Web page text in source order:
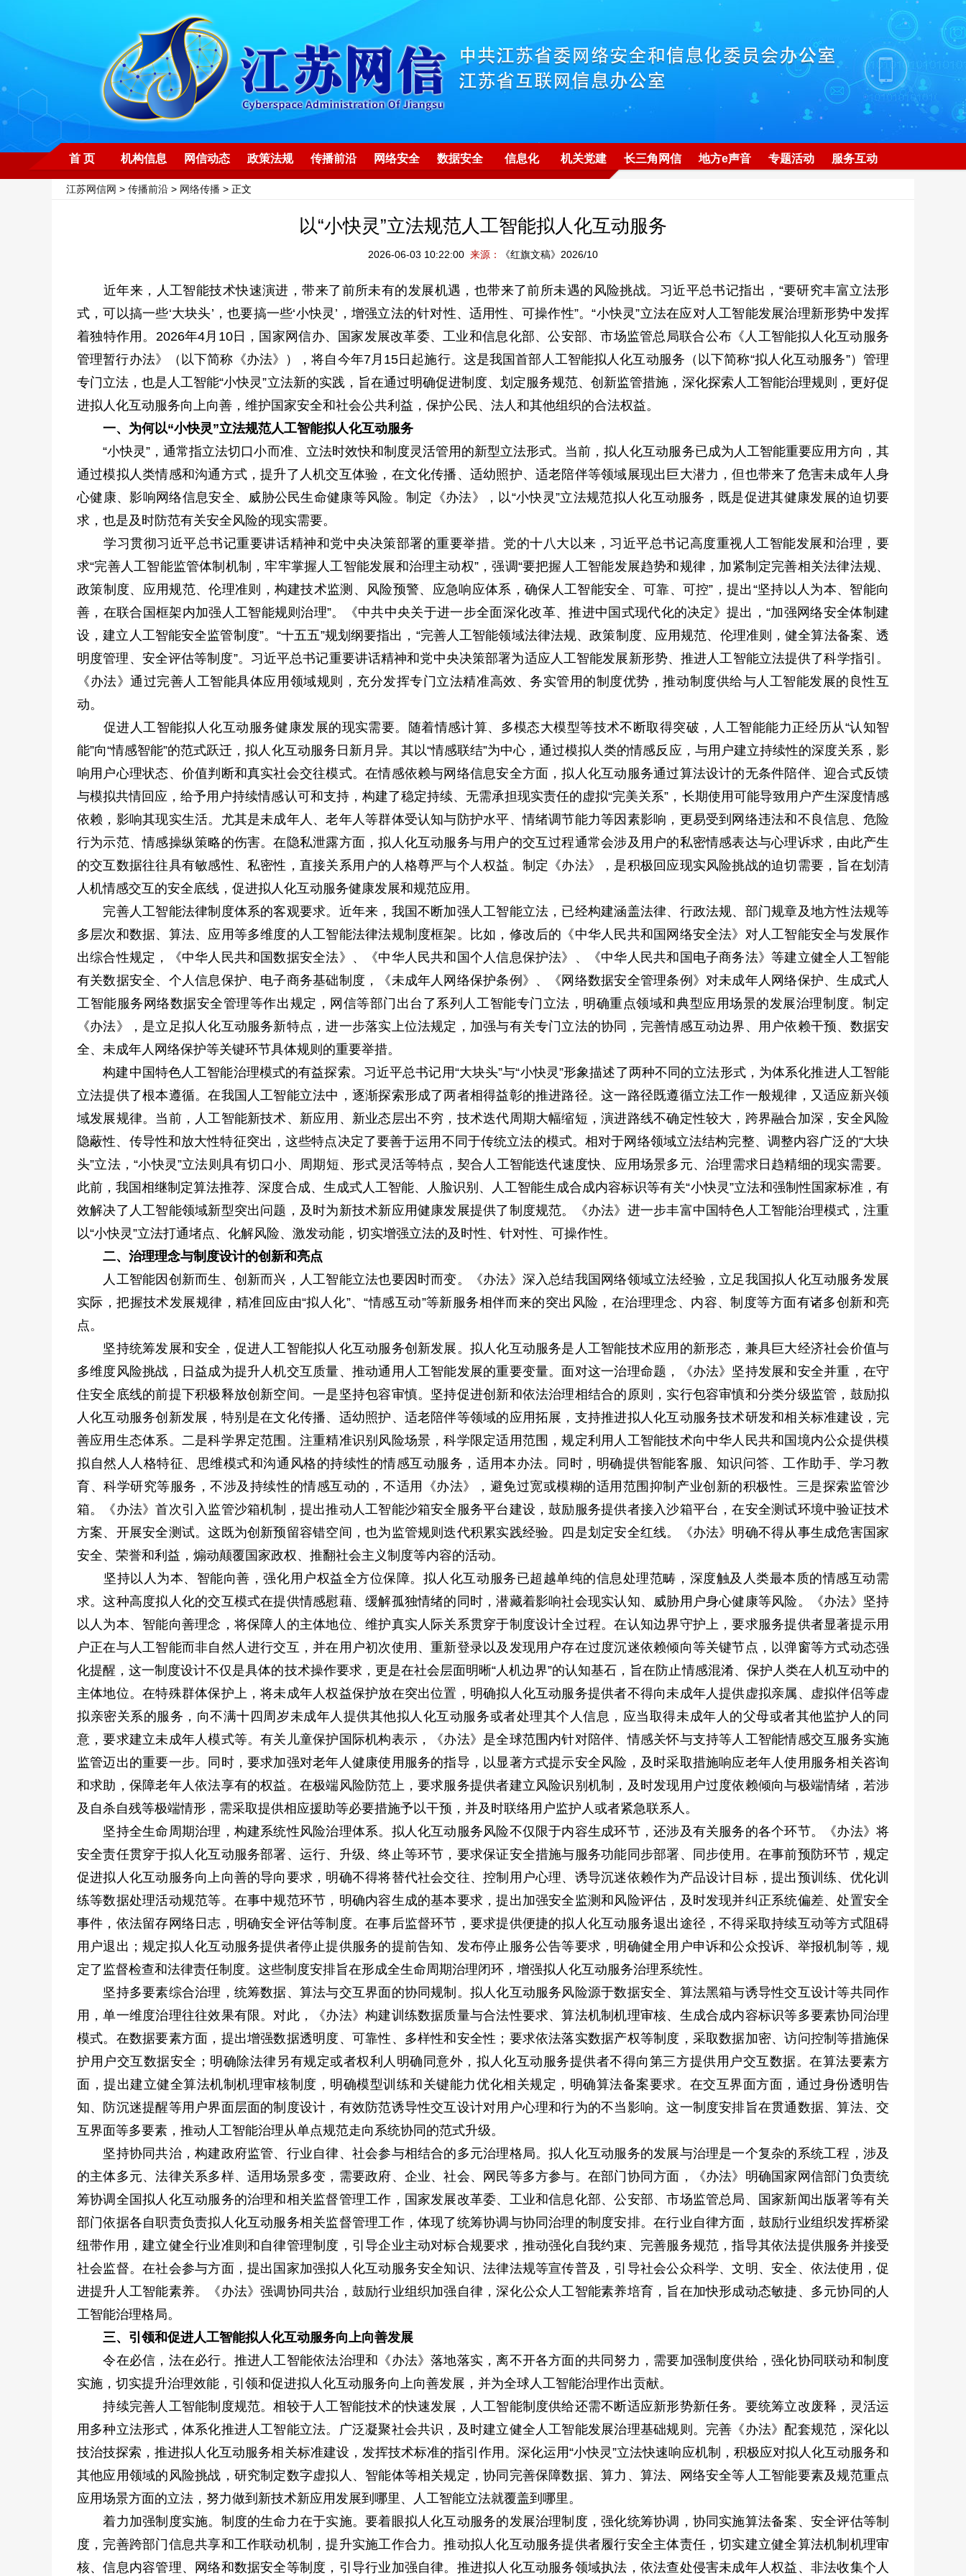
首 页 机构信息 网信动态 政策法规 传播前沿 网络安全 数据安全 信息化 机关党建 长三角网信 地方e声音 专题活动 服务互动
江苏网信网 > 传播前沿 > 网络传播 > 正文
以“小快灵”立法规范人工智能拟人化互动服务
2026-06-03 10:22:00 来源： 《红旗文稿》2026/10
近年来，人工智能技术快速演进，带来了前所未有的发展机遇，也带来了前所未遇的风险挑战。习近平总书记指出，“要研究丰富立法形
式，可以搞一些‘大块头’，也要搞一些‘小快灵’，增强立法的针对性、适用性、可操作性”。“小快灵”立法在应对人工智能发展治理新形势中发挥
着独特作用。2026年4月10日，国家网信办、国家发展改革委、工业和信息化部、公安部、市场监管总局联合公布《人工智能拟人化互动服务
管理暂行办法》（以下简称《办法》），将自今年7月15日起施行。这是我国首部人工智能拟人化互动服务（以下简称“拟人化互动服务”）管理
专门立法，也是人工智能“小快灵”立法新的实践，旨在通过明确促进制度、划定服务规范、创新监管措施，深化探索人工智能治理规则，更好促
进拟人化互动服务向上向善，维护国家安全和社会公共利益，保护公民、法人和其他组织的合法权益。
一、为何以“小快灵”立法规范人工智能拟人化互动服务
“小快灵”，通常指立法切口小而准、立法时效快和制度灵活管用的新型立法形式。当前，拟人化互动服务已成为人工智能重要应用方向，其
通过模拟人类情感和沟通方式，提升了人机交互体验，在文化传播、适幼照护、适老陪伴等领域展现出巨大潜力，但也带来了危害未成年人身
心健康、影响网络信息安全、威胁公民生命健康等风险。制定《办法》，以“小快灵”立法规范拟人化互动服务，既是促进其健康发展的迫切要
求，也是及时防范有关安全风险的现实需要。
学习贯彻习近平总书记重要讲话精神和党中央决策部署的重要举措。党的十八大以来，习近平总书记高度重视人工智能发展和治理，要
求“完善人工智能监管体制机制，牢牢掌握人工智能发展和治理主动权”，强调“要把握人工智能发展趋势和规律，加紧制定完善相关法律法规、
政策制度、应用规范、伦理准则，构建技术监测、风险预警、应急响应体系，确保人工智能安全、可靠、可控”，提出“坚持以人为本、智能向
善，在联合国框架内加强人工智能规则治理”。《中共中央关于进一步全面深化改革、推进中国式现代化的决定》提出，“加强网络安全体制建
设，建立人工智能安全监管制度”。“十五五”规划纲要指出，“完善人工智能领域法律法规、政策制度、应用规范、伦理准则，健全算法备案、透
明度管理、安全评估等制度”。习近平总书记重要讲话精神和党中央决策部署为适应人工智能发展新形势、推进人工智能立法提供了科学指引。
《办法》通过完善人工智能具体应用领域规则，充分发挥专门立法精准高效、务实管用的制度优势，推动制度供给与人工智能发展的良性互
动。
促进人工智能拟人化互动服务健康发展的现实需要。随着情感计算、多模态大模型等技术不断取得突破，人工智能能力正经历从“认知智
能”向“情感智能”的范式跃迁，拟人化互动服务日新月异。其以“情感联结”为中心，通过模拟人类的情感反应，与用户建立持续性的深度关系，影
响用户心理状态、价值判断和真实社会交往模式。在情感依赖与网络信息安全方面，拟人化互动服务通过算法设计的无条件陪伴、迎合式反馈
与模拟共情回应，给予用户持续情感认可和支持，构建了稳定持续、无需承担现实责任的虚拟“完美关系”，长期使用可能导致用户产生深度情感
依赖，影响其现实生活。尤其是未成年人、老年人等群体受认知与防护水平、情绪调节能力等因素影响，更易受到网络违法和不良信息、危险
行为示范、情感操纵策略的伤害。在隐私泄露方面，拟人化互动服务与用户的交互过程通常会涉及用户的私密情感表达与心理诉求，由此产生
的交互数据往往具有敏感性、私密性，直接关系用户的人格尊严与个人权益。制定《办法》，是积极回应现实风险挑战的迫切需要，旨在划清
人机情感交互的安全底线，促进拟人化互动服务健康发展和规范应用。
完善人工智能法律制度体系的客观要求。近年来，我国不断加强人工智能立法，已经构建涵盖法律、行政法规、部门规章及地方性法规等
多层次和数据、算法、应用等多维度的人工智能法律法规制度框架。比如，修改后的《中华人民共和国网络安全法》对人工智能安全与发展作
出综合性规定，《中华人民共和国数据安全法》、《中华人民共和国个人信息保护法》、《中华人民共和国电子商务法》等建立健全人工智能
有关数据安全、个人信息保护、电子商务基础制度，《未成年人网络保护条例》、《网络数据安全管理条例》对未成年人网络保护、生成式人
工智能服务网络数据安全管理等作出规定，网信等部门出台了系列人工智能专门立法，明确重点领域和典型应用场景的发展治理制度。制定
《办法》，是立足拟人化互动服务新特点，进一步落实上位法规定，加强与有关专门立法的协同，完善情感互动边界、用户依赖干预、数据安
全、未成年人网络保护等关键环节具体规则的重要举措。
构建中国特色人工智能治理模式的有益探索。习近平总书记用“大块头”与“小快灵”形象描述了两种不同的立法形式，为体系化推进人工智能
立法提供了根本遵循。在我国人工智能立法中，逐渐探索形成了两者相得益彰的推进路径。这一路径既遵循立法工作一般规律，又适应新兴领
域发展规律。当前，人工智能新技术、新应用、新业态层出不穷，技术迭代周期大幅缩短，演进路线不确定性较大，跨界融合加深，安全风险
隐蔽性、传导性和放大性特征突出，这些特点决定了要善于运用不同于传统立法的模式。相对于网络领域立法结构完整、调整内容广泛的“大块
头”立法，“小快灵”立法则具有切口小、周期短、形式灵活等特点，契合人工智能迭代速度快、应用场景多元、治理需求日趋精细的现实需要。
此前，我国相继制定算法推荐、深度合成、生成式人工智能、人脸识别、人工智能生成合成内容标识等有关“小快灵”立法和强制性国家标准，有
效解决了人工智能领域新型突出问题，及时为新技术新应用健康发展提供了制度规范。《办法》进一步丰富中国特色人工智能治理模式，注重
以“小快灵”立法打通堵点、化解风险、激发动能，切实增强立法的及时性、针对性、可操作性。
二、治理理念与制度设计的创新和亮点
人工智能因创新而生、创新而兴，人工智能立法也要因时而变。《办法》深入总结我国网络领域立法经验，立足我国拟人化互动服务发展
实际，把握技术发展规律，精准回应由“拟人化”、“情感互动”等新服务相伴而来的突出风险，在治理理念、内容、制度等方面有诸多创新和亮
点。
坚持统筹发展和安全，促进人工智能拟人化互动服务创新发展。拟人化互动服务是人工智能技术应用的新形态，兼具巨大经济社会价值与
多维度风险挑战，日益成为提升人机交互质量、推动通用人工智能发展的重要变量。面对这一治理命题，《办法》坚持发展和安全并重，在守
住安全底线的前提下积极释放创新空间。一是坚持包容审慎。坚持促进创新和依法治理相结合的原则，实行包容审慎和分类分级监管，鼓励拟
人化互动服务创新发展，特别是在文化传播、适幼照护、适老陪伴等领域的应用拓展，支持推进拟人化互动服务技术研发和相关标准建设，完
善应用生态体系。二是科学界定范围。注重精准识别风险场景，科学限定适用范围，规定利用人工智能技术向中华人民共和国境内公众提供模
拟自然人人格特征、思维模式和沟通风格的持续性的情感互动服务，适用本办法。同时，明确提供智能客服、知识问答、工作助手、学习教
育、科学研究等服务，不涉及持续性的情感互动的，不适用《办法》，避免过宽或模糊的适用范围抑制产业创新的积极性。三是探索监管沙
箱。《办法》首次引入监管沙箱机制，提出推动人工智能沙箱安全服务平台建设，鼓励服务提供者接入沙箱平台，在安全测试环境中验证技术
方案、开展安全测试。这既为创新预留容错空间，也为监管规则迭代积累实践经验。四是划定安全红线。《办法》明确不得从事生成危害国家
安全、荣誉和利益，煽动颠覆国家政权、推翻社会主义制度等内容的活动。
坚持以人为本、智能向善，强化用户权益全方位保障。拟人化互动服务已超越单纯的信息处理范畴，深度触及人类最本质的情感互动需
求。这种高度拟人化的交互模式在提供情感慰藉、缓解孤独情绪的同时，潜藏着影响社会现实认知、威胁用户身心健康等风险。《办法》坚持
以人为本、智能向善理念，将保障人的主体地位、维护真实人际关系贯穿于制度设计全过程。在认知边界守护上，要求服务提供者显著提示用
户正在与人工智能而非自然人进行交互，并在用户初次使用、重新登录以及发现用户存在过度沉迷依赖倾向等关键节点，以弹窗等方式动态强
化提醒，这一制度设计不仅是具体的技术操作要求，更是在社会层面明晰“人机边界”的认知基石，旨在防止情感混淆、保护人类在人机互动中的
主体地位。在特殊群体保护上，将未成年人权益保护放在突出位置，明确拟人化互动服务提供者不得向未成年人提供虚拟亲属、虚拟伴侣等虚
拟亲密关系的服务，向不满十四周岁未成年人提供其他拟人化互动服务或者处理其个人信息，应当取得未成年人的父母或者其他监护人的同
意，要求建立未成年人模式等。有关儿童保护国际机构表示，《办法》是全球范围内针对陪伴、情感关怀与支持等人工智能情感交互服务实施
监管迈出的重要一步。同时，要求加强对老年人健康使用服务的指导，以显著方式提示安全风险，及时采取措施响应老年人使用服务相关咨询
和求助，保障老年人依法享有的权益。在极端风险防范上，要求服务提供者建立风险识别机制，及时发现用户过度依赖倾向与极端情绪，若涉
及自杀自残等极端情形，需采取提供相应援助等必要措施予以干预，并及时联络用户监护人或者紧急联系人。
坚持全生命周期治理，构建系统性风险治理体系。拟人化互动服务风险不仅限于内容生成环节，还涉及有关服务的各个环节。《办法》将
安全责任贯穿于拟人化互动服务部署、运行、升级、终止等环节，要求保证安全措施与服务功能同步部署、同步使用。在事前预防环节，规定
促进拟人化互动服务向上向善的导向要求，明确不得将替代社会交往、控制用户心理、诱导沉迷依赖作为产品设计目标，提出预训练、优化训
练等数据处理活动规范等。在事中规范环节，明确内容生成的基本要求，提出加强安全监测和风险评估，及时发现并纠正系统偏差、处置安全
事件，依法留存网络日志，明确安全评估等制度。在事后监督环节，要求提供便捷的拟人化互动服务退出途径，不得采取持续互动等方式阻碍
用户退出；规定拟人化互动服务提供者停止提供服务的提前告知、发布停止服务公告等要求，明确健全用户申诉和公众投诉、举报机制等，规
定了监督检查和法律责任制度。这些制度安排旨在形成全生命周期治理闭环，增强拟人化互动服务治理系统性。
坚持多要素综合治理，统筹数据、算法与交互界面的协同规制。拟人化互动服务风险源于数据安全、算法黑箱与诱导性交互设计等共同作
用，单一维度治理往往效果有限。对此，《办法》构建训练数据质量与合法性要求、算法机制机理审核、生成合成内容标识等多要素协同治理
模式。在数据要素方面，提出增强数据透明度、可靠性、多样性和安全性；要求依法落实数据产权等制度，采取数据加密、访问控制等措施保
护用户交互数据安全；明确除法律另有规定或者权利人明确同意外，拟人化互动服务提供者不得向第三方提供用户交互数据。在算法要素方
面，提出建立健全算法机制机理审核制度，明确模型训练和关键能力优化相关规定，明确算法备案要求。在交互界面方面，通过身份透明告
知、防沉迷提醒等用户界面层面的制度设计，有效防范诱导性交互设计对用户心理和行为的不当影响。这一制度安排旨在贯通数据、算法、交
互界面等多要素，推动人工智能治理从单点规范走向系统协同的范式升级。
坚持协同共治，构建政府监管、行业自律、社会参与相结合的多元治理格局。拟人化互动服务的发展与治理是一个复杂的系统工程，涉及
的主体多元、法律关系多样、适用场景多变，需要政府、企业、社会、网民等多方参与。在部门协同方面，《办法》明确国家网信部门负责统
筹协调全国拟人化互动服务的治理和相关监督管理工作，国家发展改革委、工业和信息化部、公安部、市场监管总局、国家新闻出版署等有关
部门依据各自职责负责拟人化互动服务相关监督管理工作，体现了统筹协调与协同治理的制度安排。在行业自律方面，鼓励行业组织发挥桥梁
纽带作用，建立健全行业准则和自律管理制度，引导企业主动对标合规要求，推动强化自我约束、完善服务规范，指导其依法提供服务并接受
社会监督。在社会参与方面，提出国家加强拟人化互动服务安全知识、法律法规等宣传普及，引导社会公众科学、文明、安全、依法使用，促
进提升人工智能素养。《办法》强调协同共治，鼓励行业组织加强自律，深化公众人工智能素养培育，旨在加快形成动态敏捷、多元协同的人
工智能治理格局。
三、引领和促进人工智能拟人化互动服务向上向善发展
令在必信，法在必行。推进人工智能依法治理和《办法》落地落实，离不开各方面的共同努力，需要加强制度供给，强化协同联动和制度
实施，切实提升治理效能，引领和促进拟人化互动服务向上向善发展，并为全球人工智能治理作出贡献。
持续完善人工智能制度规范。相较于人工智能技术的快速发展，人工智能制度供给还需不断适应新形势新任务。要统筹立改废释，灵活运
用多种立法形式，体系化推进人工智能立法。广泛凝聚社会共识，及时建立健全人工智能发展治理基础规则。完善《办法》配套规范，深化以
技治技探索，推进拟人化互动服务相关标准建设，发挥技术标准的指引作用。深化运用“小快灵”立法快速响应机制，积极应对拟人化互动服务和
其他应用领域的风险挑战，研究制定数字虚拟人、智能体等相关规定，协同完善保障数据、算力、算法、网络安全等人工智能要素及规范重点
应用场景方面的立法，努力做到新技术新应用发展到哪里、人工智能立法就覆盖到哪里。
着力加强制度实施。制度的生命力在于实施。要着眼拟人化互动服务的发展治理制度，强化统筹协调，协同实施算法备案、安全评估等制
度，完善跨部门信息共享和工作联动机制，提升实施工作合力。推动拟人化互动服务提供者履行安全主体责任，切实建立健全算法机制机理审
核、信息内容管理、网络和数据安全等制度，引导行业加强自律。推进拟人化互动服务领域执法，依法查处侵害未成年人权益、非法收集个人